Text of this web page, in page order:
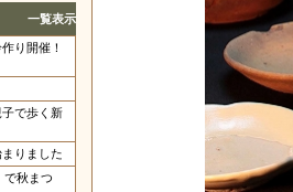
一覧表示
り開催！
で歩く新
りました
で秋まつ